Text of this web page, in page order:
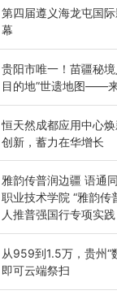
族团结杯”篮球赛暨
第四届遵义海龙屯国
幕
8月7日，第四届遵义
通气会在世界文化遗
贵阳市唯一！苗疆秘
目的地”世遗地图——
2026年7月21日，
动目的地”（贵州站）
恒天然成都应用中心
创新，蓄力在华增长
融合全球研发实力与
能西南市场创新发展
雅韵传普润边疆 语通
职业技术学院 “雅韵
人推普强国行专项实践
为扎实推进2026“千团
期社会实践，牢牢紧
从959到1.5万，贵州“
即可云端祭扫
八一建军节到来之际